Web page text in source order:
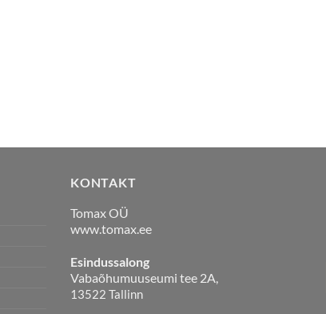
KONTAKT
Tomax OÜ
www.tomax.ee
Esindussalong
Vabaõhumuuseumi tee 2A,
13522 Tallinn